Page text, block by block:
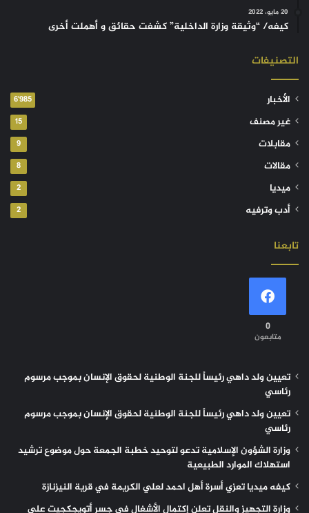
20 مايو، 2022
كيفه/ “وثيقة وزارة الداخلية” كشفت حقائق و أهملت أخرى
التصنيفات
الأخبار 6٬985
غير مصنف 15
مقابلات 9
مقالات 8
ميديا 2
أدب وترفيه 2
تابعنا
0
متابعون
تعيين ولد داهي رئيساً للجنة الوطنية لحقوق الإنسان بموجب مرسوم
رئاسي
تعيين ولد داهي رئيساً للجنة الوطنية لحقوق الإنسان بموجب مرسوم
رئاسي
وزارة الشؤون الإسلامية تدعو لتوحيد خطبة الجمعة حول موضوع ترشيد
استهلاك الموارد الطبيعية
كيفه ميديا تعزي أسرة أهل احمد لعلي الكريمة في قرية النيزنازة
وزارة التجهيز والنقل تعلن إكتمال الأشغال في جسر أتويجكجيت على